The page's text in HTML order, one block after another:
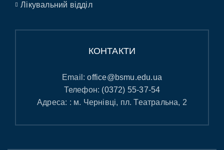
Лікувальний відділ
КОНТАКТИ
Email:office@bsmu.edu.ua
Телефон: (0372) 55-37-54
Адреса: : м. Чернівці, пл. Театральна, 2